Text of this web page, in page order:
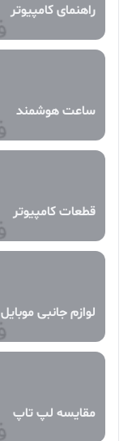
راهنمای کامپیوتر
ساعت هوشمند
قطعات کامپیوتر
لوازم جانبی موبایل
مقایسه لپ تاپ